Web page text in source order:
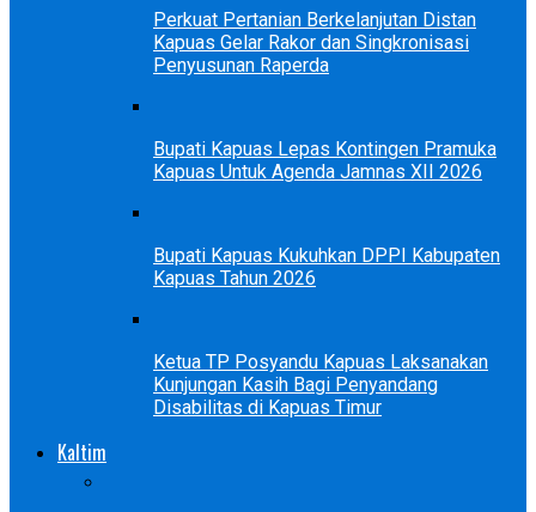
Perkuat Pertanian Berkelanjutan Distan
Kapuas Gelar Rakor dan Singkronisasi
Penyusunan Raperda
Bupati Kapuas Lepas Kontingen Pramuka
Kapuas Untuk Agenda Jamnas XII 2026
Bupati Kapuas Kukuhkan DPPI Kabupaten
Kapuas Tahun 2026
Ketua TP Posyandu Kapuas Laksanakan
Kunjungan Kasih Bagi Penyandang
Disabilitas di Kapuas Timur
Kaltim